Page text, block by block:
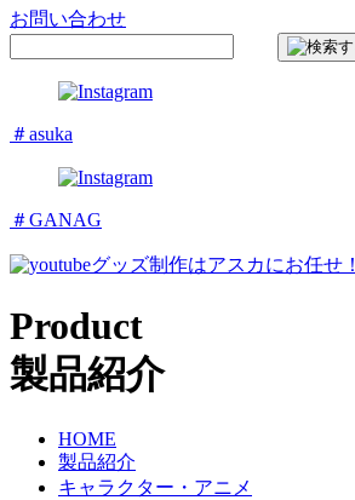
お問い合わせ
＃asuka
＃GANAG
グッズ制作はアスカにお任せ！
Product
製品紹介
HOME
製品紹介
キャラクター・アニメ